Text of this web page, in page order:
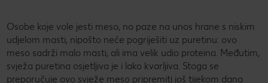
Osobe koje vole jesti meso, no paze na unos hrane s niskim
udjelom masti, nipošto neće pogriješiti uz puretinu: ovo
meso sadrži malo masti, ali ima velik udio proteina. Međutim,
svježa puretina osjetljiva je i lako kvarljiva. Stoga se
preporučuje ovo svježe meso pripremiti još tijekom dana